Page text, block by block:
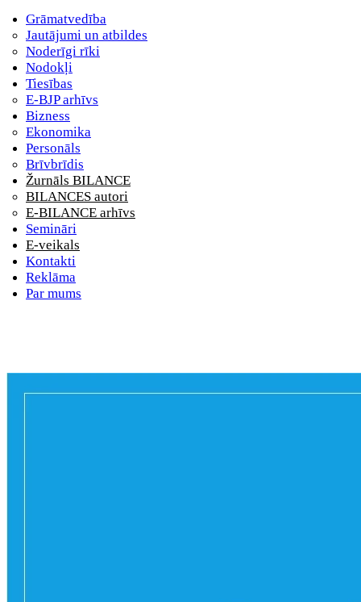
Grāmatvedība
Jautājumi un atbildes
Noderīgi rīki
Nodokļi
Tiesības
E-BJP arhīvs
Bizness
Ekonomika
Personāls
Brīvbrīdis
Žurnāls BILANCE
BILANCES autori
E-BILANCE arhīvs
Semināri
E-veikals
Kontakti
Reklāma
Par mums